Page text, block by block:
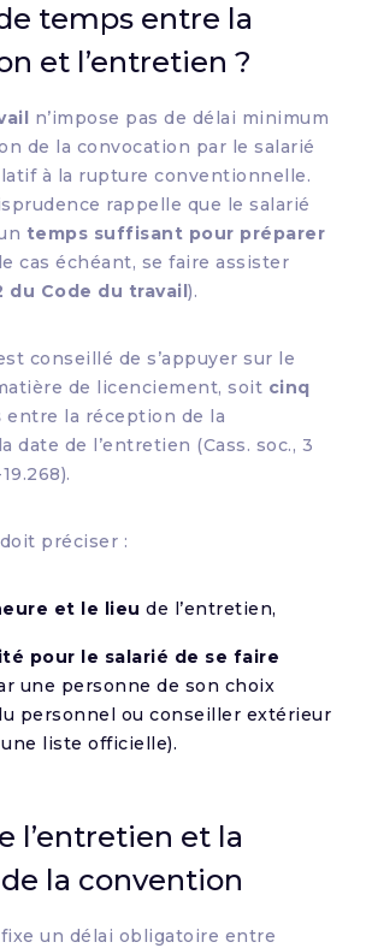
temps entre la
et l’entretien ?
n’impose pas de délai minimum
de la convocation par le salarié
à la rupture conventionnelle.
rappelle que le salarié
temps suffisant pour préparer
cas échéant, se faire assister
du Code du travail).
conseillé de s’appuyer sur le
de licenciement, soit cinq
entre la réception de la
date de l’entretien (Cass. soc., 3
préciser :
et le lieu de l’entretien,
pour le salarié de se faire
une personne de son choix
personnel ou conseiller extérieur
liste officielle).
l’entretien et la
la convention
un délai obligatoire entre